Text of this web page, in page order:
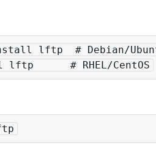
lftp  # Debian/
lftp      # RHEL/CentOS